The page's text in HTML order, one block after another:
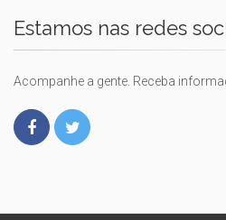
Estamos nas redes
Acompanhe a gente. Receba